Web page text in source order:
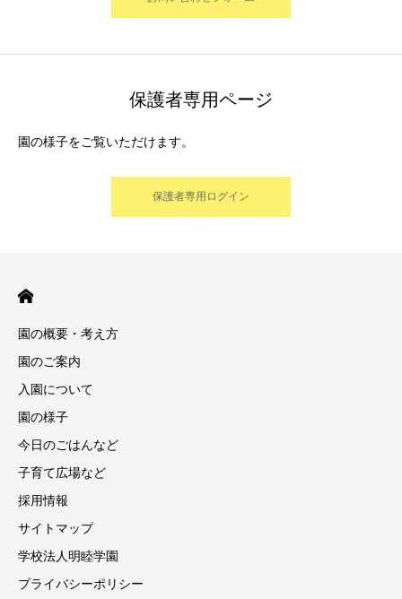
保護者専用ページ
園の様子をご覧いただけます。
保護者専用ログイン
園の概要・考え方
園のご案内
入園について
園の様子
今日のごはんなど
子育て広場など
採用情報
サイトマップ
学校法人明睦学園
プライバシーポリシー